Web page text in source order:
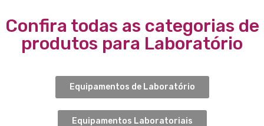
Confira todas as categorias de
produtos para Laboratório
Equipamentos de Laboratório
Equipamentos Laboratoriais